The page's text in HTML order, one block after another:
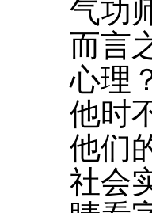
气功
而言
心理
他时
他们
社会